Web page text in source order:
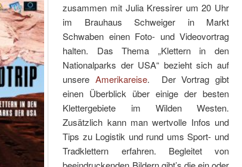
zusammen mit Julia Kressirer um 20 Uhr
im Brauhaus Schweiger in Markt
Schwaben einen Foto- und Videovortrag
halten. Das Thema „Klettern in den
Nationalparks der USA“ bezieht sich auf
unsereAmerikareise. Der Vortrag gibt
einen Überblick über einige der besten
Klettergebiete im Wilden Westen.
Zusätzlich kann man wertvolle Infos und
Tips zu Logistik und rund ums Sport- und
Tradklettern erfahren. Begleitet von